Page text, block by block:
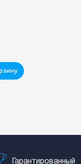
Гарантированный